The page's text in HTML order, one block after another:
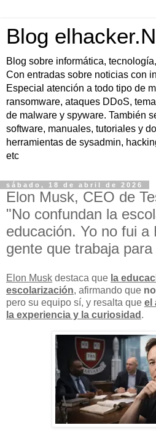
Blog
Blog sobre informática,
Con entradas sobre noticias con
Especial atención a todo tipo de
ransomware, ataques DDoS,
de malware y spyware. También
software, manuales, tutoriales y
herramientas de sysadmin,
etc
sábado, 18 de abril de 2026
Elon Musk, CEO de
"No confundan la
educación. Yo no fui a
gente que trabaja
Elon Musk destaca que la
escolarización, afirmando que
pero su equipo sí, y resalta que el
la experiencia y la curiosidad .